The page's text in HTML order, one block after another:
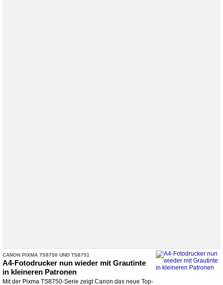
CANON PIXMA TS8750 UND TS8751
A4-​Fotodrucker nun wieder mit Grautinte
in kleineren Patronen
Mit der Pixma TS8750-Serie zeigt Canon das neue Top-